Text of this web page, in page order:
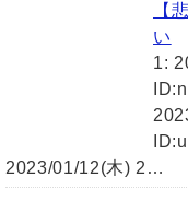
【
い
1:
2023/01/12(木) 2…